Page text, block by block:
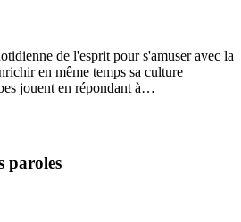
de l'esprit pour s'amuser avec la
en même temps sa culture
jouent en répondant à…
paroles